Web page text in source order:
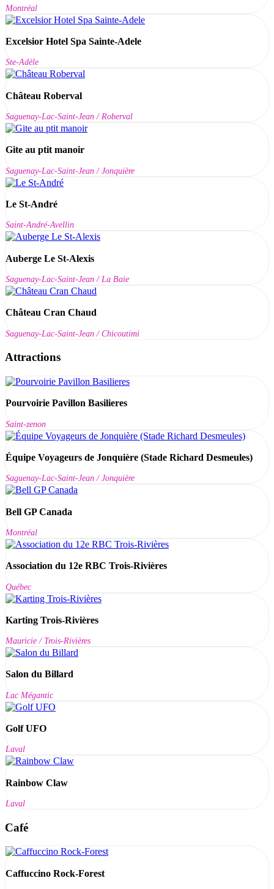
Montréal
Excelsior Hotel Spa Sainte-Adele
Ste-Adèle
Château Roberval
Saguenay-Lac-Saint-Jean / Roberval
Gite au ptit manoir
Saguenay-Lac-Saint-Jean / Jonquière
Le St-André
Saint-André-Avellin
Auberge Le St-Alexis
Saguenay-Lac-Saint-Jean / La Baie
Château Cran Chaud
Saguenay-Lac-Saint-Jean / Chicoutimi
Attractions
Pourvoirie Pavillon Basilieres
Saint-zenon
Équipe Voyageurs de Jonquière (Stade Richard Desmeules)
Saguenay-Lac-Saint-Jean / Jonquière
Bell GP Canada
Montréal
Association du 12e RBC Trois-Rivières
Québec
Karting Trois-Rivières
Mauricie / Trois-Rivières
Salon du Billard
Lac Mégantic
Golf UFO
Laval
Rainbow Claw
Laval
Café
Caffuccino Rock-Forest